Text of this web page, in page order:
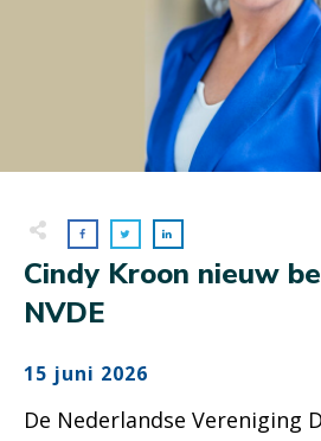
Cindy Kroon nieuw
NVDE
15 juni 2026
De Nederlandse Vereniging